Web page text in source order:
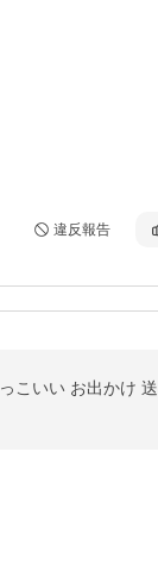
違反報告
こいい お出かけ 送